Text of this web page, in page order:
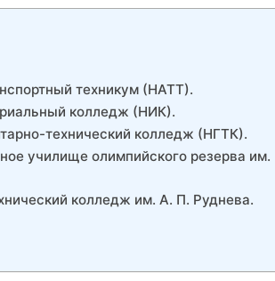
техникум (НАТТ).
колледж (НИК).
технический колледж (НГТК).
училище олимпийского резерва им.
колледж им. А. П. Руднева.